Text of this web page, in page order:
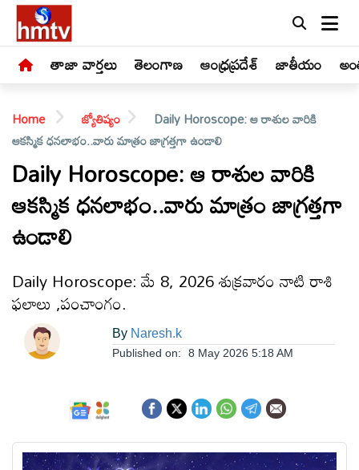
తాజా వార్తలు తెలంగాణ ఆంధ్రప్రదేశ్ జాతీయం
LIVE
తాజా
తెలంగాణ
జాతీయం
Home జ్యోతిష్యం
Daily Horoscope: ఆ రాశుల వారికి
ఆకస్మిక ధనలాభం..వారు మాత్రం జాగ్రత్తగా ఉండాలి
Daily Horoscope: ఆ రాశుల వారికి
ఆకస్మిక ధనలాభం..వారు మాత్రం జాగ్రత్తగా
ఉండాలి
Daily Horoscope: మే 8, 2026 శుక్రవారం నాటి రాశి
ఫలాలు ,పంచాంగం.
By Naresh.k
Published on: 8 May 2026 5:18 AM